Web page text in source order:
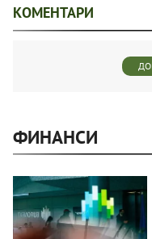
КОМЕНТАРИ
ФИНАНСИ